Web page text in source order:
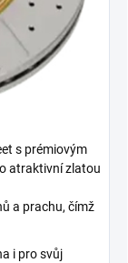
s prémiovým
atraktivní zlatou
a prachu, čímž
i pro svůj